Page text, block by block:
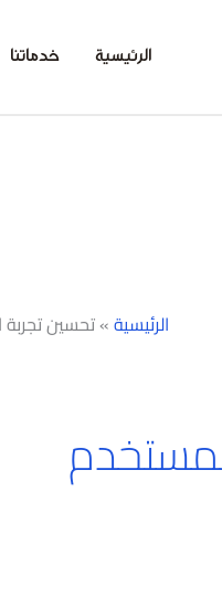
الرئيسية خدماتنا
الرئيسية»تحسين